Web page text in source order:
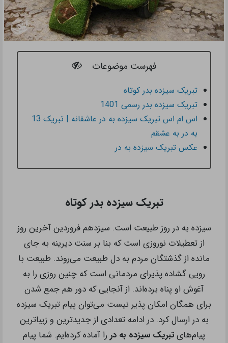
فهرست موضوعات
تبریک سیزده بدر کوتاه
تبریک سیزده بدر رسمی 1401
اس ام اس تبریک سیزده به در عاشقانه | تبریک 13
به در به عشقم
عکس تبریک سیزده به در
تبریک سیزده بدر کوتاه
سیزده به در روز طبیعت است. سیزدهم فروردین آخرین روز
از تعطیلات نوروزی است که بنا بر سنت دیرینه به جای
مانده از گذشتگان مردم به دل طبیعت می‌روند. طبیعت با
رویی گشاده پذیرای مردمانی است که چنین روزی را به
آغوش او پناه برده‌اند. از آنجایی که دور هم جمع شدن
برای همگان امکان پذیر نیست می‌توان پیام تبریک سیزده
به در ارسال کرد. در ادامه تعدادی از جدیدترین و زیباترین
پیام‌هایتبریک سیزده به در را آماده کرده‌ایم. شما پیام